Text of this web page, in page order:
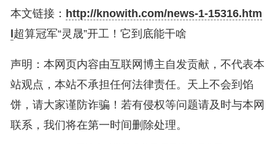
形，比较稀疏，高分辨率波形，排布细密。波形越
密，数据越丰富，决定了模拟的精细程度。
精细程度的差异会直接影响灾害预判的可靠程
度。在统一采用25米分辨率的条件下，普通超算，
仅能完成单个乡镇大小的粗略灾情推演，研判参考价
值十分有限。依托灵晟可实现750公里×750公里超大
本文链接： http://knowith.com/news-1-15316.htm
超算冠军“灵晟”开工！它到底能干啥
声明：本网页内容由互联网博主自发贡献，不代表本
站观点，本站不承担任何法律责任。天上不会到馅
饼，请大家谨防诈骗！若有侵权等问题请及时与本网
联系，我们将在第一时间删除处理。